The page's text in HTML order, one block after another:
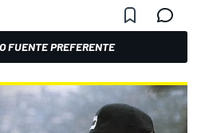
FUENTE PREFERENTE